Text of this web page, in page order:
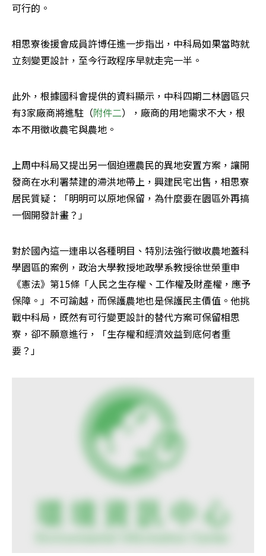
可行的。
相思寮後援會成員許博任進一步指出，中科局如果當時就
立刻變更設計，至今行政程序早就走完一半。
此外，根據國科會提供的資料顯示，中科四期二林園區只
有3家廠商將進駐（附件二），廠商的用地需求不大，根
本不用徵收農宅與農地。
上周中科局又提出另一個迫遷農民的異地安置方案，讓開
發商在水利署禁建的滯洪地帶上，興建民宅出售，相思寮
居民質疑：「明明可以原地保留，為什麼要在園區外再搞
一個開發計畫？」
對於國內這一連串以各種明目、特別法強行徵收農地蓋科
學園區的案例，政治大學教授地政學系教授徐世榮重申
《憲法》第15條「人民之生存權、工作權及財產權，應予
保障。」不可踰越，而保護農地也是保護民主價值。他挑
戰中科局，既然有可行變更設計的替代方案可保留相思
寮，卻不願意進行，「生存權和經濟效益到底何者重
要？」